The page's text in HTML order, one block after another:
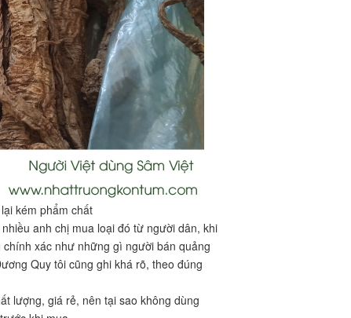
kém phẩm chất
anh chị mua loại đó từ người dân, khi
xác như những gì người bán quảng
Quy tôi cũng ghi khá rõ, theo đúng
lượng, giá rẻ, nên tại sao không dùng